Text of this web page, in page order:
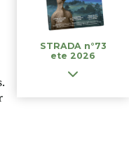
STRADA n°73
ete 2026